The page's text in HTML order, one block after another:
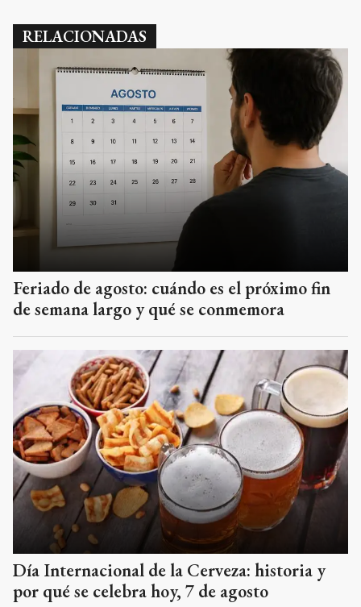
RELACIONADAS
Feriado de agosto: cuándo es el próximo fin
de semana largo y qué se conmemora
Día Internacional de la Cerveza: historia y
por qué se celebra hoy, 7 de agosto